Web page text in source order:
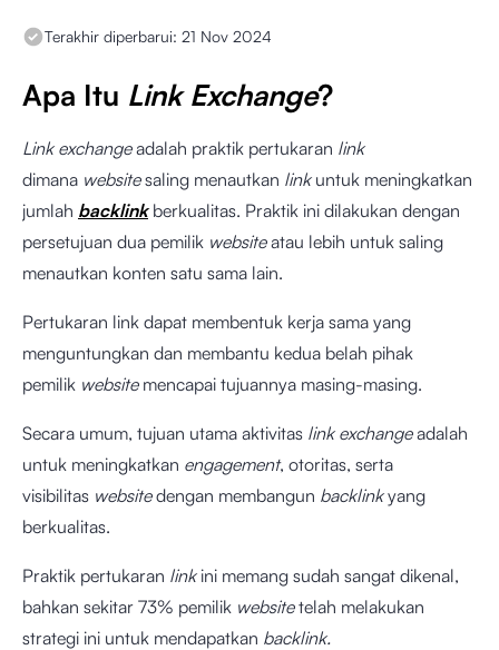
Terakhir diperbarui: 21 Nov 2024
Apa Itu Link Exchange?
Link exchangeadalah praktik pertukaran link
dimana websitesaling menautkan linkuntuk meningkatkan
jumlah backlink berkualitas. Praktik ini dilakukan dengan
persetujuan dua pemilik websiteatau lebih untuk saling
menautkan konten satu sama lain.
Pertukaran link dapat membentuk kerja sama yang
menguntungkan dan membantu kedua belah pihak
pemilik website mencapai tujuannya masing-masing.
Secara umum, tujuan utama aktivitas link exchangeadalah
untuk meningkatkan engagement, otoritas, serta
visibilitas websitedengan membangun backlinkyang
berkualitas.
Praktik pertukaran linkini memang sudah sangat dikenal,
bahkan sekitar 73% pemilik websitetelah melakukan
strategi ini untuk mendapatkan backlink.